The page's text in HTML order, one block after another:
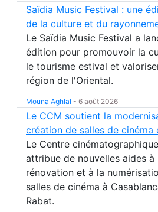
Saïdia Music Festival : une
de la culture et du
Le Saïdia Music Festival a
édition pour promouvoir la
le tourisme estival et
région de l'Oriental.
Mouna Aghlal - 6 août 2026
Le CCM soutient la
création de salles de cinéma
Le Centre
attribue de nouvelles aides à
rénovation et à la
salles de cinéma à
Rabat.